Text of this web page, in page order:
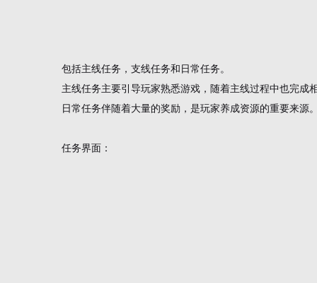
包括主线任务，支线任务和日常任务。
主线任务主要引导玩家熟悉游戏，随着主线过程中也完
日常任务伴随着大量的奖励，是玩家养成资源的重要来源
任务界面：